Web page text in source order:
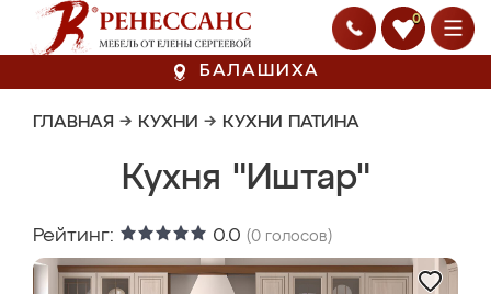
0
БАЛАШИХА
ГЛАВНАЯ → КУХНИ → КУХНИ ПАТИНА
Кухня "Иштар"
Рейтинг: 0.0 (0 голосов)